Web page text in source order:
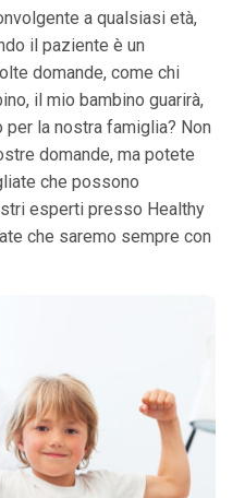
a qualsiasi età,
il paziente è un
domande, come chi
il mio bambino guarirà,
la nostra famiglia? Non
domande, ma potete
che possono
esperti presso Healthy
che saremo sempre con